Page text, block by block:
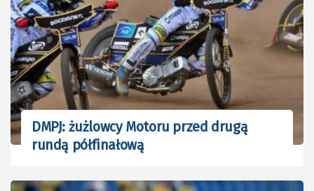
DMPJ: żużlowcy Motoru przed drugą
rundą półfinałową